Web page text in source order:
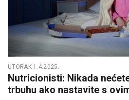
UTORAK 1.4.2025.
Nutricionisti: Nikada
trbuhu ako nastavite s